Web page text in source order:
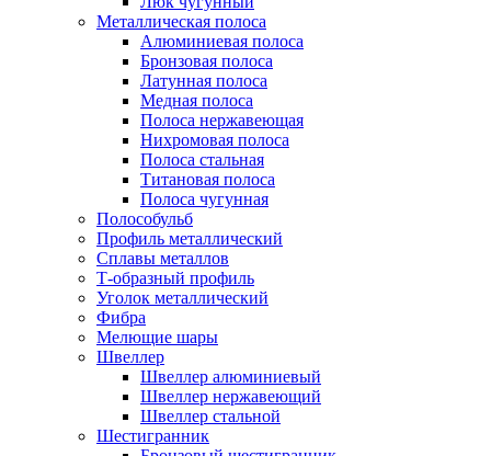
Металлическая полоса
Алюминиевая полоса
Бронзовая полоса
Латунная полоса
Медная полоса
Полоса нержавеющая
Нихромовая полоса
Полоса стальная
Титановая полоса
Полоса чугунная
Полособульб
Профиль металлический
Сплавы металлов
Т-образный профиль
Уголок металлический
Фибра
Мелющие шары
Швеллер
Швеллер алюминиевый
Швеллер нержавеющий
Швеллер стальной
Шестигранник